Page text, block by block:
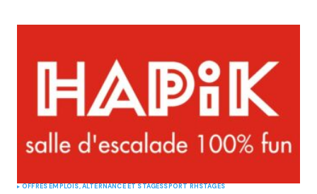
OFFRES EMPLOIS, ALTERNANCE ET STAGESSPORT RHSTAGES